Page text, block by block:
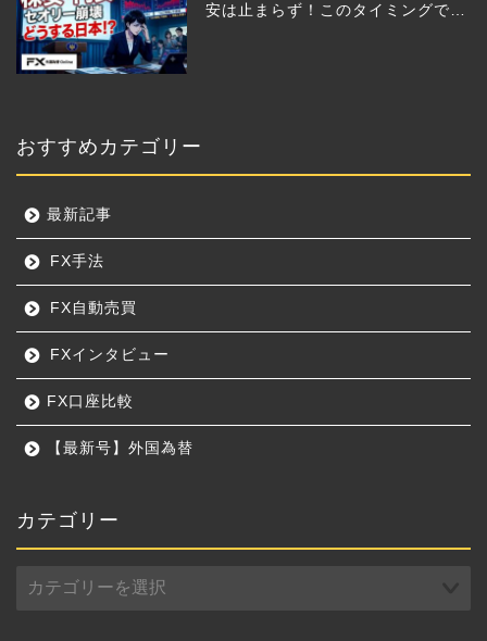
安は止まらず！このタイミングでと
おすすめカテゴリー
最新記事
FX手法
FX自動売買
FXインタビュー
FX口座比較
【最新号】外国為替
カテゴリー
テ